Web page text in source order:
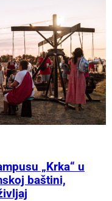
„Krka“ u
baštini,